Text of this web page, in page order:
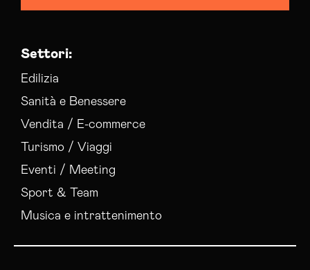
Settori:
Edilizia
Sanità e Benessere
Vendita / E-commerce
Turismo / Viaggi
Eventi / Meeting
Sport & Team
Musica e intrattenimento